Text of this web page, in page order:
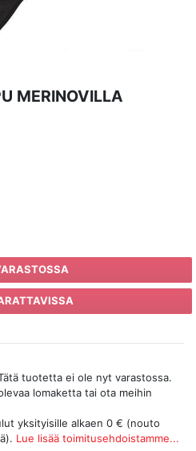
MERINOVILLA
tuotetta ei ole nyt varastossa.
lomaketta tai ota meihin
yksityisille alkaen 0 € (nouto
Lue lisää toimitusehdoistamme...